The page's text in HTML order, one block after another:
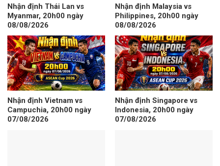
Nhận định Thái Lan vs
Myanmar, 20h00 ngày
08/08/2026
Nhận định Malaysia vs
Philippines, 20h00 ngày
08/08/2026
Nhận định Vietnam vs
Campuchia, 20h00 ngày
07/08/2026
Nhận định Singapore vs
Indonesia, 20h00 ngày
07/08/2026